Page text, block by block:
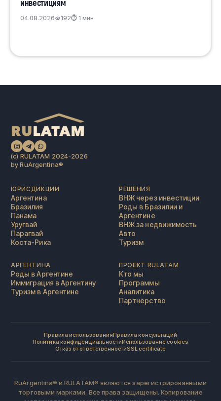
инвестициям
04.08.2026 192⏱ 1 мин
(c) RULATAM 2024-2026
by RuArgentina®️
ЮРИСДИКЦИИ
Аргентина
Бразилия
Панама
Уругвай
Парагвай
Коста-Рика
РЕШЕНИЯ
ВНЖ через инвестиции
Роды в Бразилии и
Аргентине
ВНЖ за недвижимость
Авто
Туризм
АРГЕНТИНА
Роды в Аргентине
Иммиграция в Аргентину
Туризм в Аргентине
ПРОЕКТ RULATAM
Кто мы
Программы
Аналитика
Партнёрство
Правила использованияПравила консультаций
Политика конфиденциальностиИспользование cookies
Отказ от ответственностиSSL certificate
RuArgentina® и RULATAM® являются зарегистрированными
торговыми марками. Все права защищены. Копирование